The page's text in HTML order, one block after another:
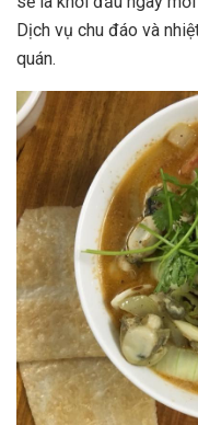
Dịch vụ chu đáo và
quán.